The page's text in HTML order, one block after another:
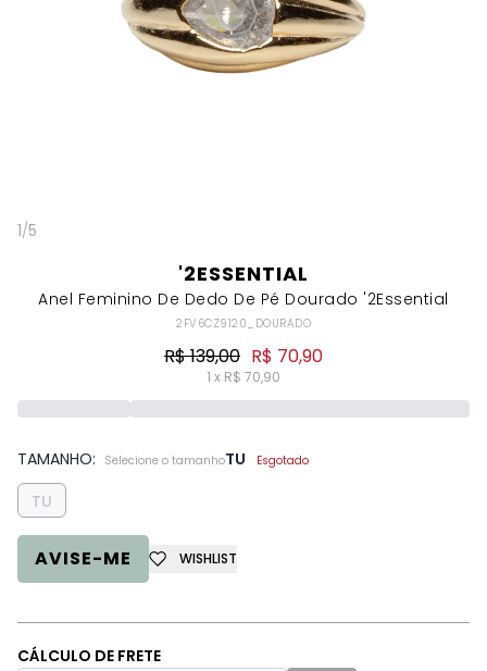
1/5
'2ESSENTIAL
Anel Feminino De Dedo De Pé Dourado '2Essential
2FV6CZ9120_DOURADO
R$ 139,00 R$ 70,90
1 x R$ 70,90
TAMANHO: Selecione o tamanhoTU Esgotado
TU
AVISE-ME WISHLIST
CÁLCULO DE FRETE